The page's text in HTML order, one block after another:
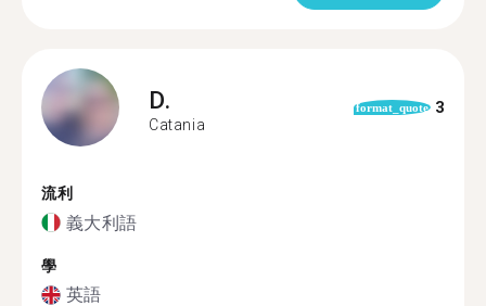
D.
Catania
format_quote 3
流利
義大利語
學
英語